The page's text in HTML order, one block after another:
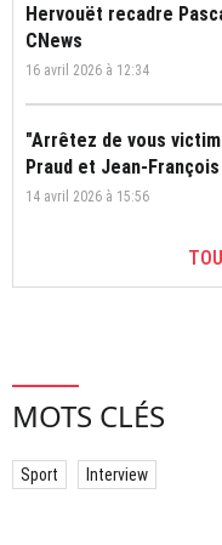
Hervouët recadre
CNews
16 avril 2026 à 12:34
"Arrêtez de vous
Praud et Jean-
14 avril 2026 à 15:56
MOTS CLÉS
Sport Interview